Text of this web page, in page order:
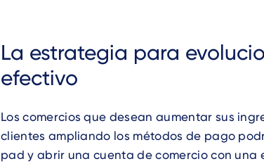
La estrategia para
efectivo
Los comercios que desean aumentar sus
clientes ampliando los métodos de pago
pad y abrir una cuenta de comercio con